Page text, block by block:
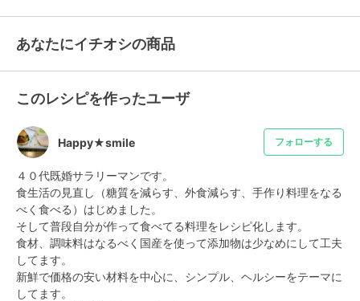
あなたにイチオシの商品
このレシピを作ったユーザ
Happy★smile フォローする
４０代既婚サラリーマンです。
食生活の見直し（糖質を減らす、外食減らす、手作り料理をなる
べく食べる）はじめました。
そして普段自分が作って食べてる料理をレシピ化します。
食材、調味料はなるべく国産を使って添加物は少なめにして工夫
してます。
新鮮で価格の安い材料を中心に、シンプル、ヘルシーをテーマに
してます。